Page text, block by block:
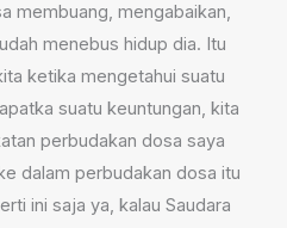
membuang, mengabaikan,
menebus hidup dia. Itu
ketika mengetahui suatu
suatu keuntungan, kita
perbudakan dosa saya
dalam perbudakan dosa itu
ini saja ya, kalau Saudara